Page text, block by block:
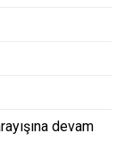
devam